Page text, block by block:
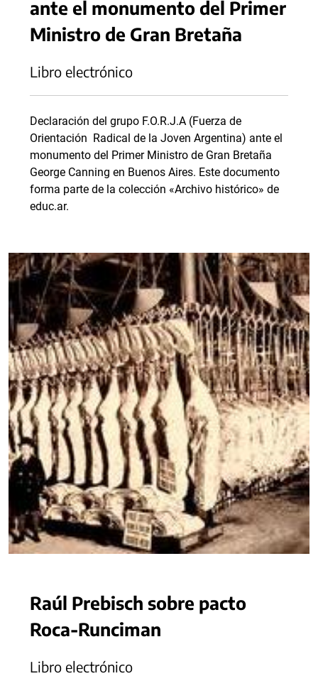
ante el monumento del Primer
Ministro de Gran Bretaña
Libro electrónico
Declaración del grupo F.O.R.J.A (Fuerza de
Orientación Radical de la Joven Argentina) ante el
monumento del Primer Ministro de Gran Bretaña
George Canning en Buenos Aires. Este documento
forma parte de la colección «Archivo histórico» de
educ.ar.
Raúl Prebisch sobre pacto
Roca-Runciman
Libro electrónico